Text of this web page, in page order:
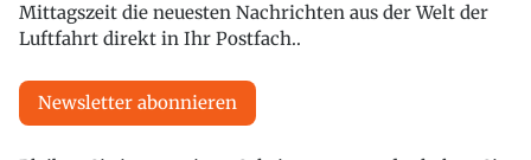
Mittagszeit die neuesten Nachrichten aus der Welt der
Luftfahrt direkt in Ihr Postfach..
Newsletter abonnieren